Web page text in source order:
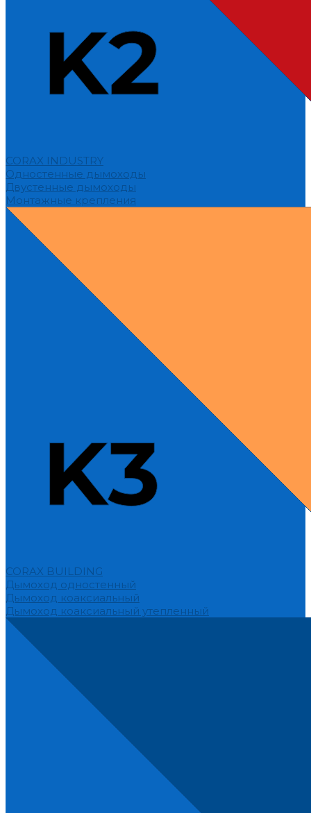
CORAX INDUSTRY
Одностенные дымоходы
Двустенные дымоходы
Монтажные крепления
CORAX BUILDING
Дымоход одностенный
Дымоход коаксиальный
Дымоход коаксиальный утепленный